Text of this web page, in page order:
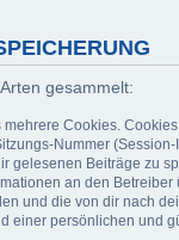
gesammelt:
Cookies.
Nummer
gelesenen Beiträge zu
an den
und die von dir nach
einer persönlichen und